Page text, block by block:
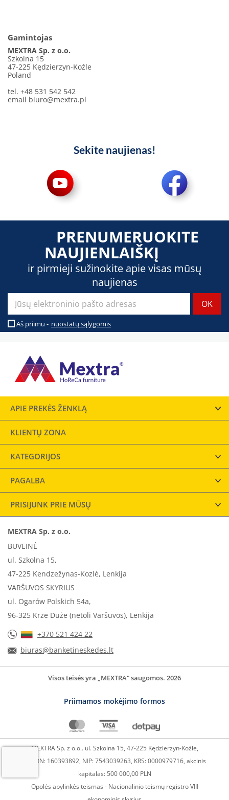
Gamintojas
MEXTRA Sp. z o.o.
Szkolna 15
47-225 Kędzierzyn-Koźle
Poland
tel. +48 531 542 542
email biuro@mextra.pl
Sekite naujienas!
PRENUMERUOKITE
NAUJIENLAIŠKĮ
ir pirmieji sužinokite apie visas mūsų
naujienas
Aš priimu - nuostatų sąlygomis
APIE PREKĖS ŽENKLĄ
KLIENTŲ ZONA
KATEGORIJOS
PAGALBA
PRISIJUNK PRIE MŪSŲ
MEXTRA Sp. z o.o.
BUVEINĖ
ul. Szkolna 15,
47-225 Kendzežynas-Kozlė, Lenkija
VARŠUVOS SKYRIUS
ul. Ogarów Polskich 54a,
96-325 Krze Duże (netoli Varšuvos), Lenkija
+370 521 424 22
biuras@banketineskedes.lt
Visos teisės yra „MEXTRA“ saugomos. 2026
Priimamos mokėjimo formos
MEXTRA Sp. z o.o.. ul. Szkolna 15, 47-225 Kędzierzyn-Koźle,
REGON: 160393892, NIP: 7543039263, KRS: 0000979716, akcinis
kapitalas: 500 000,00 PLN
Opolės apylinkės teismas - Nacionalinio teismų registro VIII